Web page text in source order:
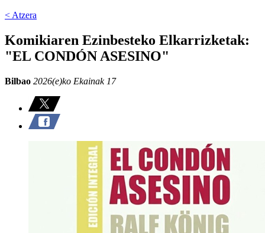
< Atzera
Komikiaren Ezinbesteko Elkarrizketak:
"EL CONDÓN ASESINO"
Bilbao 2026(e)ko Ekainak 17